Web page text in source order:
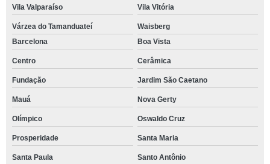
Vila Valparaíso Vila Vitória
Várzea do Tamanduateí
Waisberg
Barcelona
Boa Vista
Centro Cerâmica
Fundação Jardim São Caetano
Mauá Nova Gerty
Olímpico Oswaldo Cruz
Prosperidade Santa Maria
Santa Paula Santo Antônio